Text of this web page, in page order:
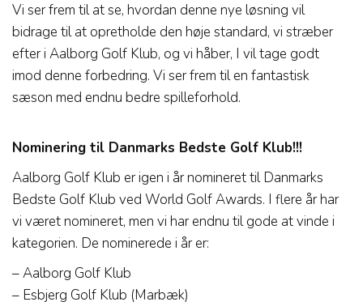
Vi ser frem til at se, hvordan denne nye løsning vil
bidrage til at opretholde den høje standard, vi stræber
efter i Aalborg Golf Klub, og vi håber, I vil tage godt
imod denne forbedring. Vi ser frem til en fantastisk
sæson med endnu bedre spilleforhold.
Nominering til Danmarks Bedste Golf Klub!!!
Aalborg Golf Klub er igen i år nomineret til Danmarks
Bedste Golf Klub ved World Golf Awards. I flere år har
vi været nomineret, men vi har endnu til gode at vinde i
kategorien. De nominerede i år er:
– Aalborg Golf Klub
– Esbjerg Golf Klub (Marbæk)